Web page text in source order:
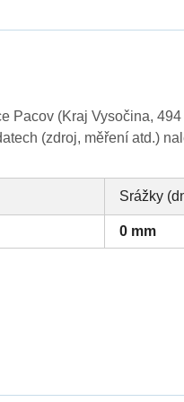
Pacov (Kraj Vysočina,
(zdroj, měření atd.)
Srážky
0 mm